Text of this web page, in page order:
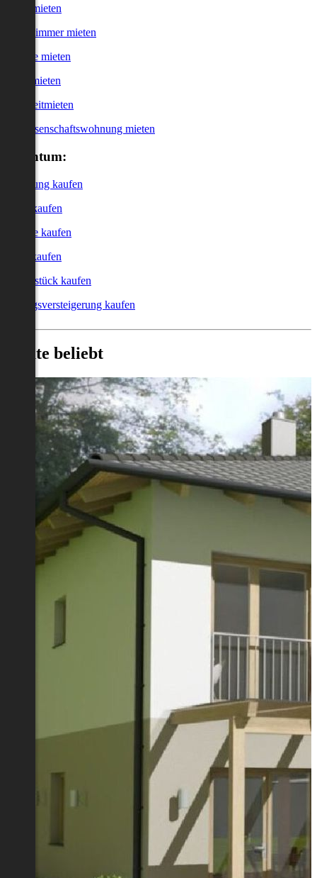
Haus mieten
WG-Zimmer mieten
Garage mieten
Büro mieten
Kurzzeitmieten
Genossenschaftswohnung mieten
Eigentum:
Wohnung kaufen
Haus kaufen
Garage kaufen
Büro kaufen
Grundstück kaufen
Zwangsversteigerung kaufen
Heute beliebt